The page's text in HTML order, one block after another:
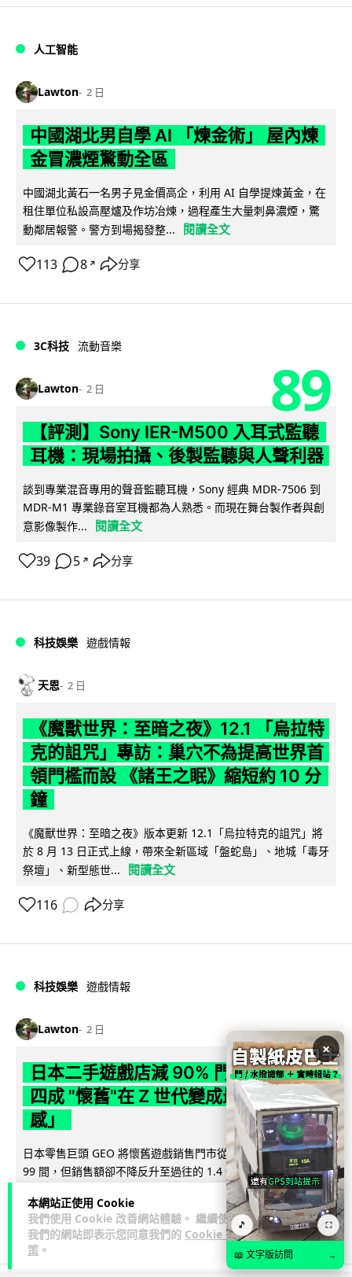
本網站正使用 Cookie
我們使用 Cookie 改善網站體驗。 繼續使用
我們的網站即表示您同意我們的 Cookie 政
策 。
人工智能
Lawton 2 日
中國湖北男自學 AI 「煉金術」 屋內煉
金冒濃煙驚動全區
中國湖北黃石一名男子見金價高企，利用 AI 自學提煉黃金，在
租住單位私設高壓爐及作坊冶煉，過程產生大量刺鼻濃煙，驚
動鄰居報警。警方到場揭發整...
閱讀全文
113 8 ↗ 分享
3C科技 流動音樂
Lawton 2 日 89
【評測】Sony IER-M500 入耳式監聽
耳機：現場拍攝、後製監聽與人聲利器
談到專業混音專用的聲音監聽耳機，Sony 經典 MDR-7506 到
MDR-M1 專業錄音室耳機都為人熟悉。而現在舞台製作者與創
意影像製作...
閱讀全文
39 5 ↗ 分享
科技娛樂 遊戲情報
天恩 2 日
《魔獸世界：至暗之夜》12.1 「烏拉特
克的詛咒」專訪：巢穴不為提高世界首
領門檻而設 《諸王之眠》縮短約 10 分
鐘
《魔獸世界：至暗之夜》版本更新 12.1「烏拉特克的詛咒」將
於 8 月 13 日正式上線，帶來全新區域「盤蛇島」、地城「毒牙
祭壇」、新型態世...
閱讀全文
116 分享
科技娛樂 遊戲情報
Lawton 2 日
日本二手遊戲店減 90% 門市 業績反增
四成 "懷舊"在 Z 世代變成最潮「新鮮
感」
日本零售巨頭 GEO 將懷舊遊戲銷售門市從 1,000 間大幅減至
99 間，但銷售額卻不降反升至過往的 1.4 倍。做到「減店增
262 20 ↗ 分享
×
🎵 ⛶
📖 文字版訪問 →